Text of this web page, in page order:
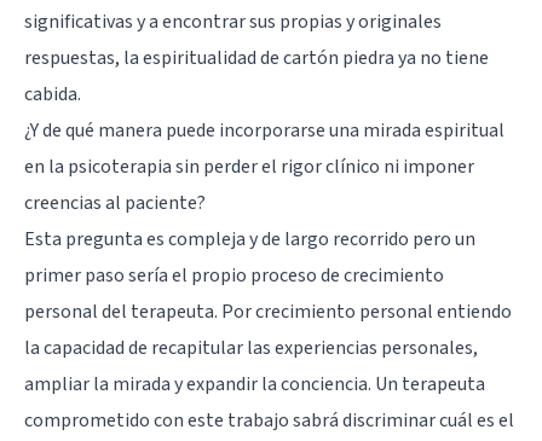
significativas y a encontrar sus propias y originales
respuestas, la espiritualidad de cartón piedra ya no tiene
cabida.
¿Y de qué manera puede incorporarse una mirada espiritual
en la psicoterapia sin perder el rigor clínico ni imponer
creencias al paciente?
Esta pregunta es compleja y de largo recorrido pero un
primer paso sería el propio proceso de crecimiento
personal del terapeuta. Por crecimiento personal entiendo
la capacidad de recapitular las experiencias personales,
ampliar la mirada y expandir la conciencia. Un terapeuta
comprometido con este trabajo sabrá discriminar cuál es el